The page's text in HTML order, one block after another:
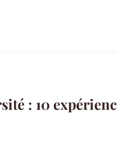
: 10